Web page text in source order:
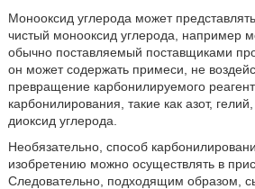
Монооксид углерода может
чистый монооксид углерода, например
обычно поставляемый поставщиками
он может содержать примеси, не
превращение карбонилируемого
карбонилирования, такие как азот,
диоксид углерода.
Необязательно, способ
изобретению можно осуществлять в
Следовательно, подходящим образом,